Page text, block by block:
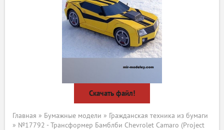
Скачать файл!
Главная » Бумажные модели » Гражданская техника из бумаги
» №17792 - Трансформер Бамблби Chevrolet Camaro (Project